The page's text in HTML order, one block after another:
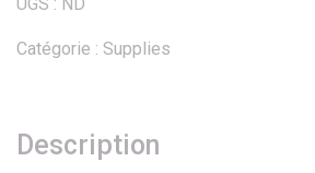
UGS : ND
Catégorie : Supplies
Description